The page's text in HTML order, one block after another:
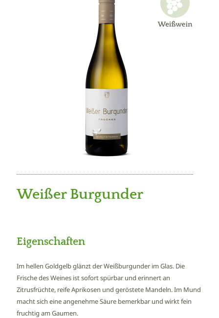
Weißer Burgunder
Eigenschaften
Im hellen Goldgelb glänzt der Weißburgunder im Glas. Die
Frische des Weines ist sofort spürbar und erinnert an
Zitrusfrüchte, reife Aprikosen und geröstete Mandeln. Im Mund
macht sich eine angenehme Säure bemerkbar und wirkt fein
fruchtig am Gaumen.